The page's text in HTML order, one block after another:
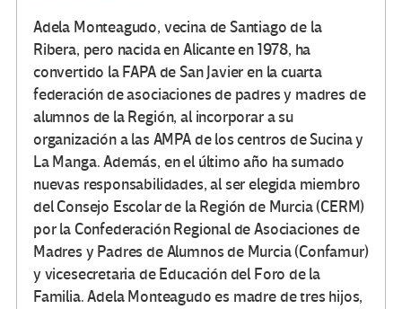
Adela Monteagudo, vecina de Santiago de la
Ribera, pero nacida en Alicante en 1978, ha
convertido la FAPA de San Javier en la cuarta
federación de asociaciones de padres y madres de
alumnos de la Región, al incorporar a su
organización a las AMPA de los centros de Sucina y
La Manga. Además, en el último año ha sumado
nuevas responsabilidades, al ser elegida miembro
del Consejo Escolar de la Región de Murcia (CERM)
por la Confederación Regional de Asociaciones de
Madres y Padres de Alumnos de Murcia (Confamur)
y vicesecretaria de Educación del Foro de la
Familia. Adela Monteagudo es madre de tres hijos,